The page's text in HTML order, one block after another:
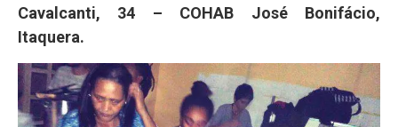
Cavalcanti, 34 – COHAB José Bonifácio,
Itaquera.